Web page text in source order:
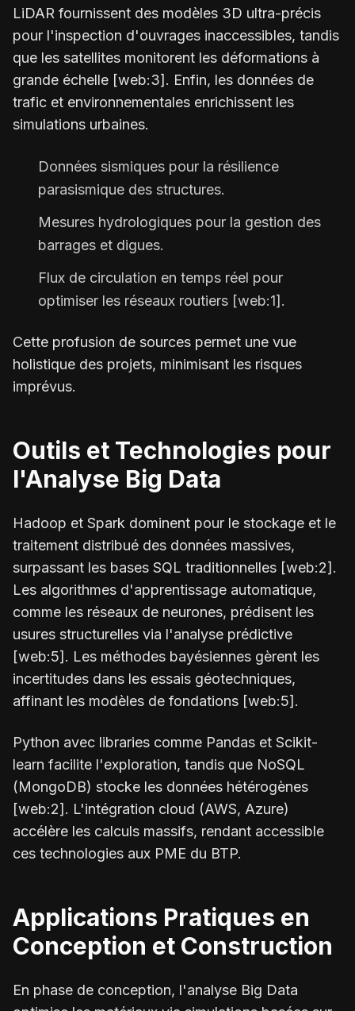
LiDAR fournissent des modèles 3D ultra-précis
pour l'inspection d'ouvrages inaccessibles, tandis
que les satellites monitorent les déformations à
grande échelle [web:3]. Enfin, les données de
trafic et environnementales enrichissent les
simulations urbaines.
Données sismiques pour la résilience
parasismique des structures.
Mesures hydrologiques pour la gestion des
barrages et digues.
Flux de circulation en temps réel pour
optimiser les réseaux routiers [web:1].
Cette profusion de sources permet une vue
holistique des projets, minimisant les risques
imprévus.
Outils et Technologies pour
l'Analyse Big Data
Hadoop et Spark dominent pour le stockage et le
traitement distribué des données massives,
surpassant les bases SQL traditionnelles [web:2].
Les algorithmes d'apprentissage automatique,
comme les réseaux de neurones, prédisent les
usures structurelles via l'analyse prédictive
[web:5]. Les méthodes bayésiennes gèrent les
incertitudes dans les essais géotechniques,
affinant les modèles de fondations [web:5].
Python avec libraries comme Pandas et Scikit-
learn facilite l'exploration, tandis que NoSQL
(MongoDB) stocke les données hétérogènes
[web:2]. L'intégration cloud (AWS, Azure)
accélère les calculs massifs, rendant accessible
ces technologies aux PME du BTP.
Applications Pratiques en
Conception et Construction
En phase de conception, l'analyse Big Data